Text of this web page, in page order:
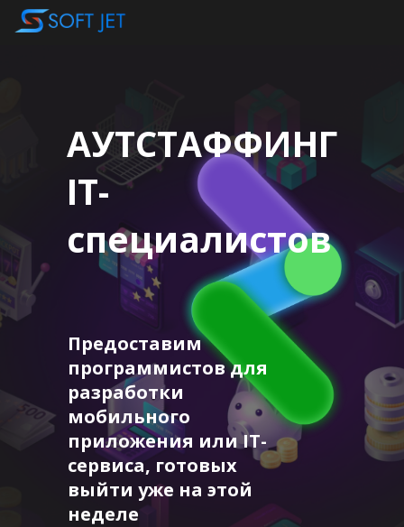
АУТСТАФФИНГ
IT-
специалистов
Предоставим
программистов для
разработки
мобильного
приложения или IT-
сервиса, готовых
выйти уже на этой
неделе